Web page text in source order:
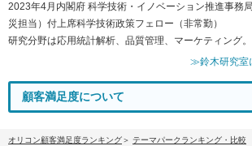
2023年4月内閣府 科学技術・イノベーション推進事務
災担当）付上席科学技術政策フェロー（非常勤）
研究分野は応用統計解析、品質管理、マーケティング。
≫鈴木研究室
顧客満足度について
オリコン顧客満足度ランキング
テーマパークランキング・比較